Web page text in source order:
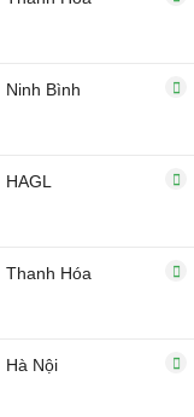
Ninh Bình
HAGL
Thanh Hóa
Hà Nội